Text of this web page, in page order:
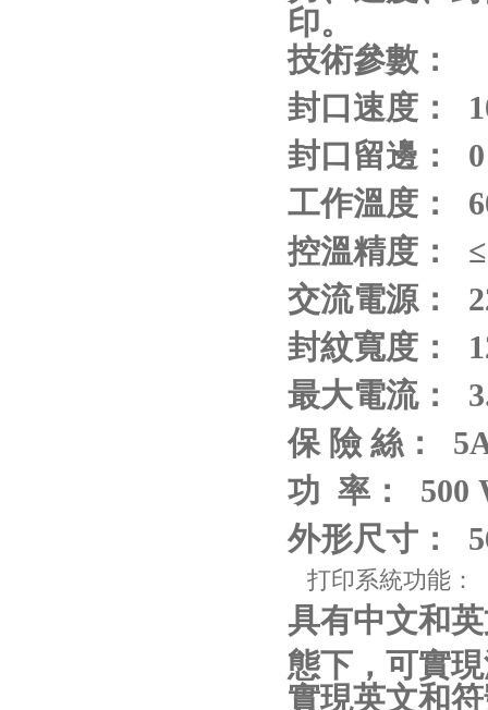
印。
技術參數：
封口速度：
封口留邊：
工作溫度：
控溫精度：
交流電源：
封紋寬度：
最大電流：
保 險 絲：
功 率： 500
外形尺寸：
打印系統功能：
具有中文和
態下，可實
實現英文和